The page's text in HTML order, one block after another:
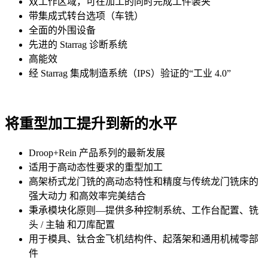
带集成式转台选项（车铣）
全面的外围设备
先进的 Starrag 诊断系统
高能效
经 Starrag 集成制造系统（IPS）验证的“工业 4.0”
将重型加工提升到新的水平
Droop+Rein 产品系列的最新发展
适用于高动态性要求的重型加工
高架桥式龙门铣的高动态特性和精度与传统龙门铣床的
强大动力 和高效率完美结合
秉承模块化原则—提供多种控制系统、工作台配置、铣
头 / 主轴 和刀库配置
用于模具、钛合金飞机结构件、起落架和通用机械零部
件